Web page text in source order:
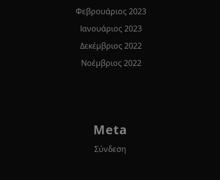
Φεβρουάριος 2023
Ιανουάριος 2023
Δεκέμβριος 2022
Νοέμβριος 2022
Meta
Σύνδεση